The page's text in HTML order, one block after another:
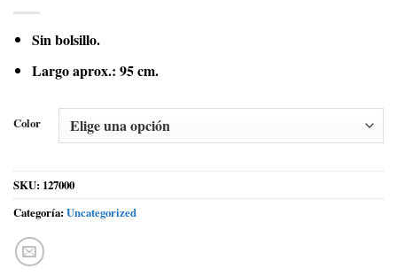
Sin bolsillo.
Largo aprox.: 95 cm.
Color
SKU: 127000
Categoría: Uncategorized